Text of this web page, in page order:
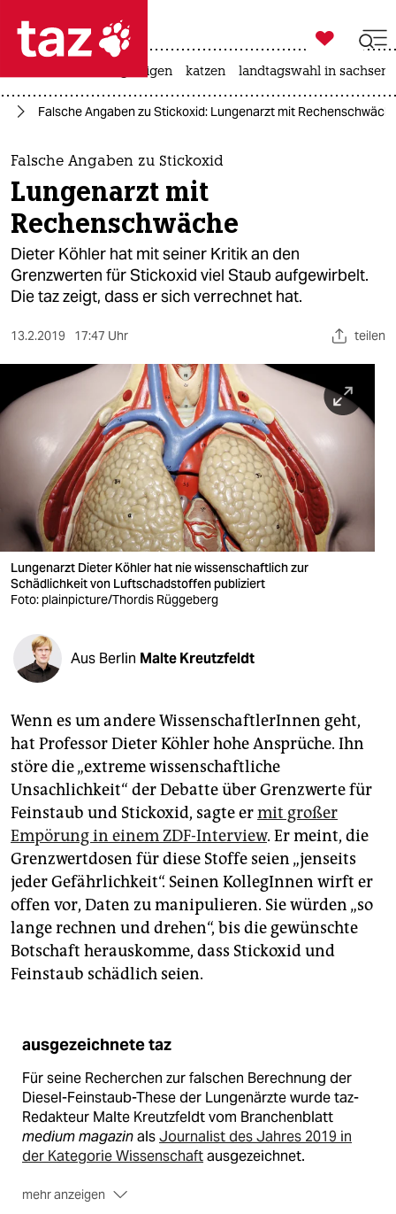
 taz zahl ich
taz zahl ich
themen
politik
öko
gesellschaft
sport
berlin
nord
wahrheit
verlag
verlag
veranstaltungen
fragen & hilfe
abo
genossenschaft
epaper login

taz zahl ich
bergsteigen katzen landtagswahl in
Falsche Angaben zu Stickoxid: Lungenarzt mit
Falsche Angaben zu Stickoxid
Lungenarzt mit
Rechenschwäche
Dieter Köhler hat mit seiner Kritik an den
Grenzwerten für Stickoxid viel Staub aufgewirbelt.
Die taz zeigt, dass er sich verrechnet hat.
13.2.2019 17:47 Uhr teilen
Lungenarzt Dieter Köhler hat nie wissenschaftlich zur
Schädlichkeit von Luftschadstoffen publiziert
Foto: plainpicture/Thordis Rüggeberg
Aus Berlin Malte Kreutzfeldt
Wenn es um andere WissenschaftlerInnen geht,
hat Professor Dieter Köhler hohe Ansprüche. Ihn
störe die „extreme wissenschaftliche
Unsachlichkeit“ der Debatte über Grenzwerte für
Feinstaub und Stickoxid, sagte ermit großer
Empörung in einem ZDF-Interview. Er meint, die
Grenzwertdosen für diese Stoffe seien „jenseits
jeder Gefährlichkeit“. Seinen KollegInnen wirft er
offen vor, Daten zu manipulieren. Sie würden „so
lange rechnen und drehen“, bis die gewünschte
Botschaft herauskomme, dass Stickoxid und
Feinstaub schädlich seien.
ausgezeichnete taz
Für seine Recherchen zur falschen Berechnung der
Diesel-Feinstaub-These der Lungenärzte wurde taz-
Redakteur Malte Kreutzfeldt vom Branchenblatt
medium magazinalsJournalist des Jahres 2019 in
der Kategorie Wissenschaftausgezeichnet.
mehr anzeigen